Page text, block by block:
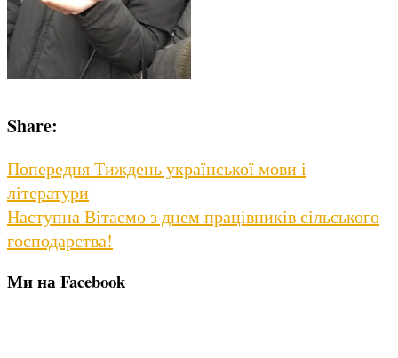
Share:
Навігація
записів
ПопередняPrevious
Тиждень української мови і
літератури
НаступнаNext
post:
Вітаємо з днем працівників сільського
господарства!
Ми на Facebook